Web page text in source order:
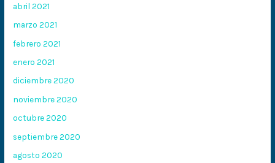
abril 2021
marzo 2021
febrero 2021
enero 2021
diciembre 2020
noviembre 2020
octubre 2020
septiembre 2020
agosto 2020